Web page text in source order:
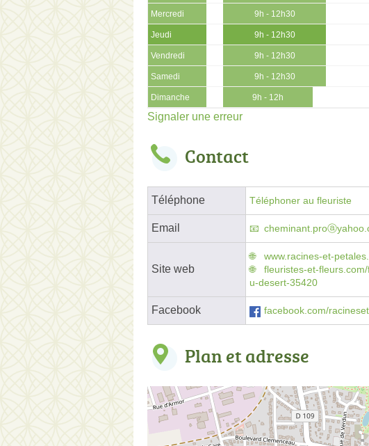
Mercredi 9h - 12h30
Jeudi 9h - 12h30
Vendredi 9h - 12h30
Samedi 9h - 12h30
Dimanche 9h - 12h
Signaler une erreur
Contact
Téléphone Téléphoner au fleuriste
Email
Site web
www.racines-et-
fleuristes-et-
u-desert-35420
Facebook facebook.com/
Plan et adresse